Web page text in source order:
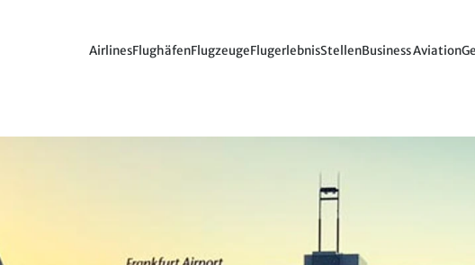
AirlinesFlughäfenFlugzeugeFlugerlebnisStellenBusiness Aviation